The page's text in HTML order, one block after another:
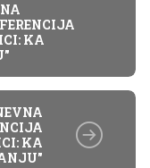
KA
KA